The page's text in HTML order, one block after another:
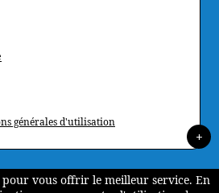
générales d'utilisation
+
pour vous offrir le meilleur service. En